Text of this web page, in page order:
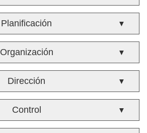
Planificación ▼
Organización ▼
Dirección ▼
Control ▼